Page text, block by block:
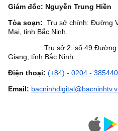
Giám đốc: Nguyễn Trung Hiền
Tòa soạn: Trụ sở chính: Đường
Mai, tỉnh Bắc Ninh.
Trụ sở 2: số 49 Đường
Giang, tỉnh Bắc Ninh
Điện thoại: (+84) - 0204 -
Email: